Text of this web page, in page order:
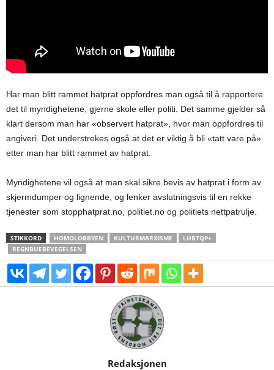
Har man blitt rammet hatprat oppfordres man også til å rapportere
det til myndighetene, gjerne skole eller politi. Det samme gjelder så
klart dersom man har «observert hatprat», hvor man oppfordres til
angiveri. Det understrekes også at det er viktig å bli «tatt vare på»
etter man har blitt rammet av hatprat.
Myndighetene vil også at man skal sikre bevis av hatprat i form av
skjermdumper og lignende, og lenker avslutningsvis til en rekke
tjenester som stopphatprat.no, politiet.no og politiets nettpatrulje.
STIKKORD HOMOLOBBYEN KULTURMARXISME
LHBTQP+
REGNBUEBEVEGELSEN
Redaksjonen